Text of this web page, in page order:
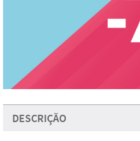
DESCRIÇÃO